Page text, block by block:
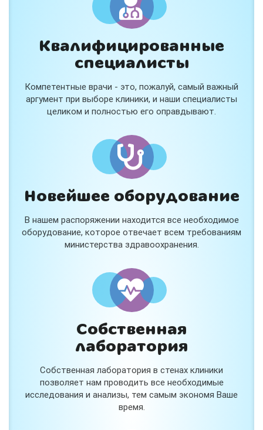
Квалифицированные
специалисты
Компетентные врачи - это, пожалуй, самый важный
аргумент при выборе клиники, и наши специалисты
целиком и полностью его оправдывают.
Новейшее оборудование
В нашем распоряжении находится все необходимое
оборудование, которое отвечает всем требованиям
министерства здравоохранения.
Собственная
лаборатория
Собственная лаборатория в стенах клиники
позволяет нам проводить все необходимые
исследования и анализы, тем самым экономя Ваше
время.
Консультация ортопеда +
тейпирование за 1 приём
Вас или вашего ребёнка беспокоят:
- боли в спине, шее, коленях или ногах?
- дискомфорт после спорта и нагрузок?
В «Медлэнд» принимает известный ортопед-
травматолог Шехмаметьев Али Зарефуллович
В прием входит:
✔️ Осмотр и консультация врача
✔️ Рекомендации по вашей ситуации
✔️Тейпирование
спортсменам и беременным женщинам.
Специальная цена — 3000 ₽.
и расскажем подробнее!
Нет, спасибо
Я согласен на обработкуперсональных данных
Работает наСтримвуд